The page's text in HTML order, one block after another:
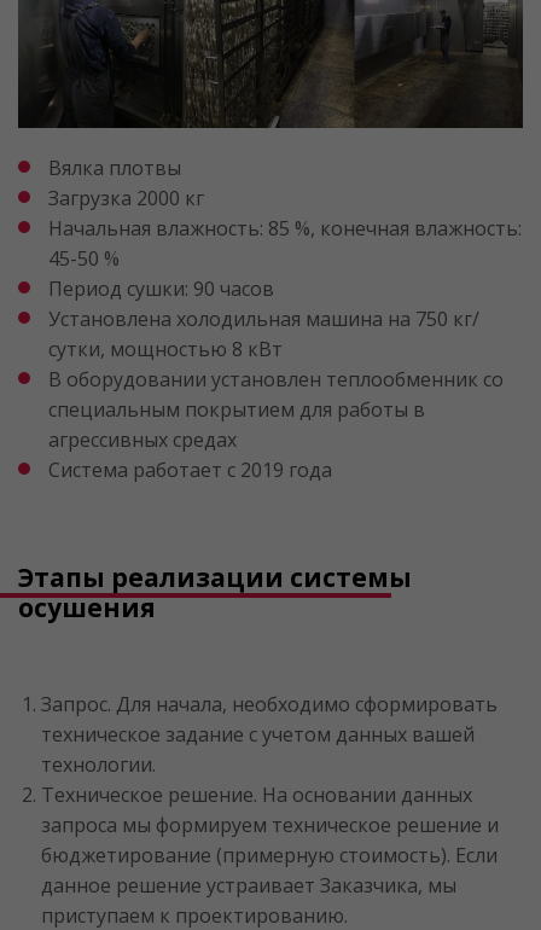
Вялка плотвы
Загрузка 2000 кг
Начальная влажность: 85 %, конечная влажность:
45-50 %
Период сушки: 90 часов
Установлена холодильная машина на 750 кг/
сутки, мощностью 8 кВт
В оборудовании установлен теплообменник со
специальным покрытием для работы в
агрессивных средах
Система работает с 2019 года
Этапы реализации системы
осушения
Запрос. Для начала, необходимо сформировать
техническое задание с учетом данных вашей
технологии.
Техническое решение. На основании данных
запроса мы формируем техническое решение и
бюджетирование (примерную стоимость). Если
данное решение устраивает Заказчика, мы
приступаем к проектированию.